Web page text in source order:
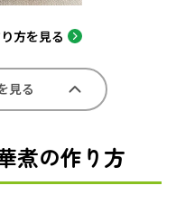
方を見る
見る
煮の作り方